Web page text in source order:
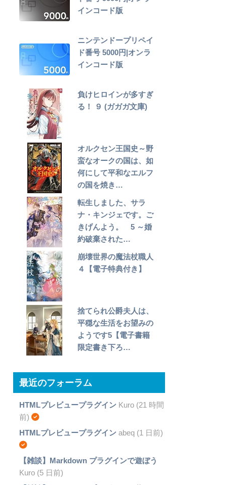
インコード版
ニンテンドープリペイ
ド番号 5000円|オンラ
インコード版
負けヒロインが多すぎ
る！ ９ (ガガガ文庫)
オルクセン王国史～野
蛮なオークの国は、如
何にして平和なエルフ
の国を焼き…
転生しました、サラ
ナ・キンジェです。ご
きげんよう。 5 ～婚
約破棄された…
崩壊世界の魔法杖職人
４【電子特典付き】
捨てられ公爵夫人は、
平穏な生活をお望みの
ようです5【電子書籍
限定書き下ろ…
最近のフォーラム
HTMLプレビュープラグインKuro (21 時間
前)
HTMLプレビュープラグインabeq (1 日前)
【雑談】Markdown プラグインで遊ぼう
Kuro (5 日前)